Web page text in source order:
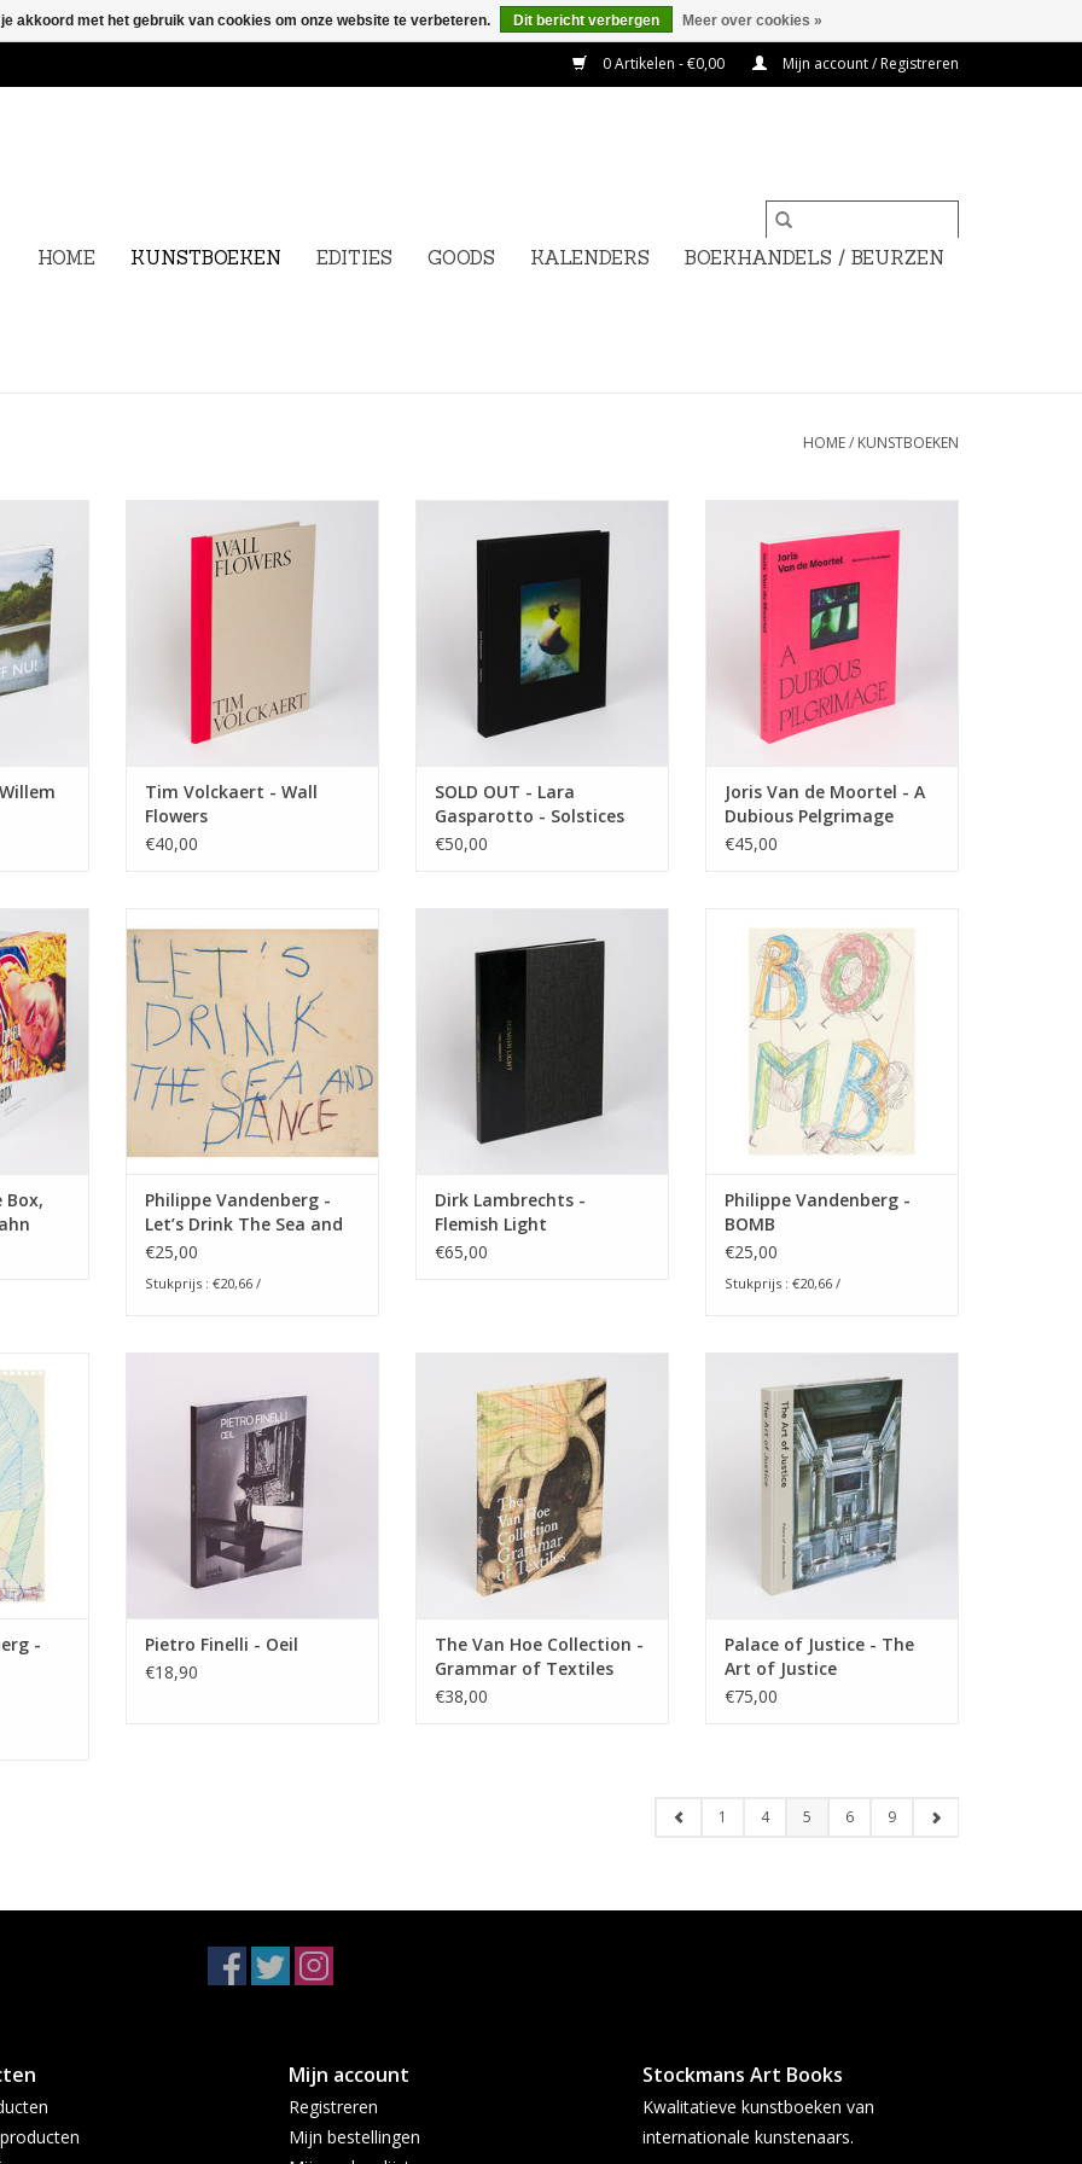
0 Artikelen - €0,00 Mijn account / Registreren
HOME KUNSTBOEKEN EDITIES GOODS KALENDERS BOEKHANDELS / BEURZEN
HOME/ KUNSTBOEKEN
dagboek
fotograaf
beeld.
door
samen
Een
Tim Volckaert - Wall
Flowers
€40,00
Solstices
SOLD OUT - Lara
Gasparotto - Solstices
€50,00
Pelgrimage
TOEVOEGEN AAN WINKELWAGEN
Joris Van de Moortel - A
Dubious Pelgrimage
€45,00
at Opera
Molenbeek is het verslag van een
ooggetuige. Het bevat grote en
kleine observaties op papier uit
de laatste jaren van Philippe
Vandenberg in Molenbeek.
TOEVOEGEN AAN WINKELWAGEN
Philippe Vandenberg -
Let’s Drink The Sea and
Dance
€25,00
Stukprijs : €20,66 /
TOEVOEGEN AAN WINKELWAGEN
Dirk Lambrechts -
Flemish Light
€65,00
Molenbeek is het verslag van een
ooggetuige. Het bevat grote en
kleine observaties op papier uit
de laatste jaren van Philippe
Vandenberg in Molenbeek.
TOEVOEGEN AAN WINKELWAGEN
Philippe Vandenberg -
BOMB
€25,00
Stukprijs : €20,66 /
van een
grote en
uit
-
TOEVOEGEN AAN WINKELWAGEN
Pietro Finelli - Oeil
€18,90
selectie van 80 studies en
tekeningen van einde 19de eeuw
tot 2000 uit de collectie van Marc
Van Hoe.
TOEVOEGEN AAN WINKELWAGEN
The Van Hoe Collection -
Grammar of Textiles
€38,00
Justice
TOEVOEGEN AAN WINKELWAGEN
Palace of Justice - The
Art of Justice
€75,00
1 4 5 6 9
Mijn account
Registreren
Mijn bestellingen
Stockmans Art Books
Kwalitatieve kunstboeken van
internationale kunstenaars.
akkoord met het gebruik van cookies om onze website te verbeteren. Dit bericht verbergen Meer over cookies »